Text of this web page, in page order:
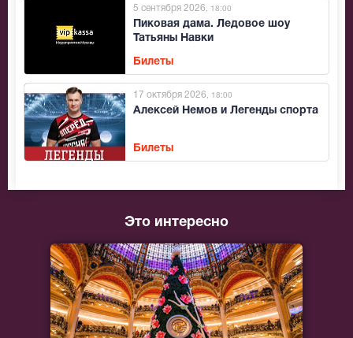
Пиковая дама. Ледовое шоу
Татьяны Навки
5 сентября 2026 , 18:00
Билеты
Алексей Немов и Легенды спорта
17 октября 2026 , 18:00
Билеты
Это интересно